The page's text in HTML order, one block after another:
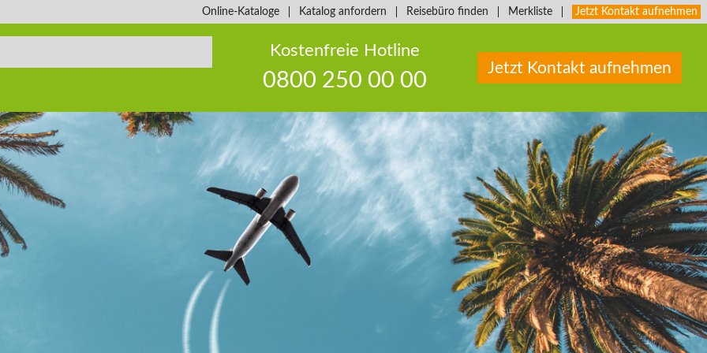
Online-Kataloge Katalog anfordern Reisebüro finden Merkliste Jetzt Kontakt aufnehmen
Kostenfreie Hotline
0800 250 00 00
Jetzt Kontakt aufnehmen